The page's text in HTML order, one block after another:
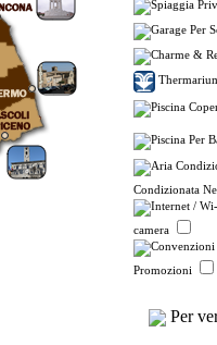
Condizionata
camera
Promozioni
Per